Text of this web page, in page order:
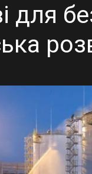
для